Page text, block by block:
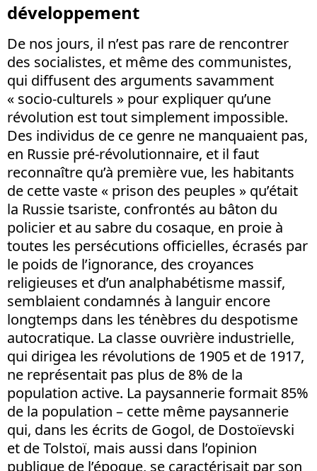
développement
De nos jours, il n’est pas rare de rencontrer
des socialistes, et même des communistes,
qui diffusent des arguments savamment
« socio-culturels » pour expliquer qu’une
révolution est tout simplement impossible.
Des individus de ce genre ne manquaient pas,
en Russie pré-révolutionnaire, et il faut
reconnaître qu’à première vue, les habitants
de cette vaste « prison des peuples » qu’était
la Russie tsariste, confrontés au bâton du
policier et au sabre du cosaque, en proie à
toutes les persécutions officielles, écrasés par
le poids de l’ignorance, des croyances
religieuses et d’un analphabétisme massif,
semblaient condamnés à languir encore
longtemps dans les ténèbres du despotisme
autocratique. La classe ouvrière industrielle,
qui dirigea les révolutions de 1905 et de 1917,
ne représentait pas plus de 8% de la
population active. La paysannerie formait 85%
de la population – cette même paysannerie
qui, dans les écrits de Gogol, de Dostoïevski
et de Tolstoï, mais aussi dans l’opinion
publique de l’époque, se caractérisait par son